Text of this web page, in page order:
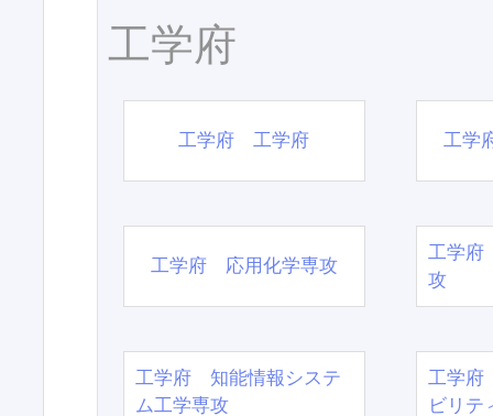
工学府
工学府 工学府 工学
工学府 応用化学専攻
工学府
攻
工学府 知能情報システ
ム工学専攻
工学府
ビリテ